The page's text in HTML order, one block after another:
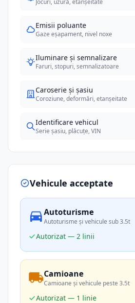
Jocuri, uzură, etanșeitate
Emisii poluante
Gaze eșapament, nivel noxe
Iluminare și semnalizare
Faruri, stopuri, semnalizatoare
Caroserie și șasiu
Coroziune, deformări, etanșeitate
Identificare vehicul
Serie șasiu, plăcuțe, VIN
Vehicule acceptate
Autoturisme
Autoturisme și vehicule sub 3.5t
Autorizat — 2 linii
Camioane
Camioane și vehicule peste 3.5t
Autorizat — 1 linie